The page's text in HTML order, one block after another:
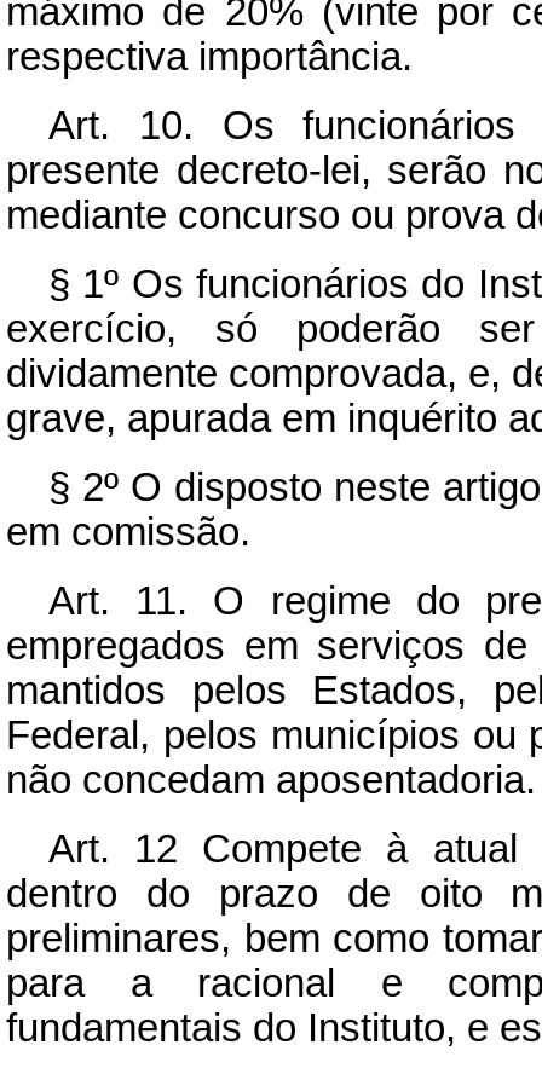
máximo de 20% (vinte por
respectiva importância.
Art. 10. Os funcionários
presente decreto-lei, serão
mediante concurso ou prova
§ 1º Os funcionários do
exercício, só poderão
dividamente comprovada, e,
grave, apurada em inquérito
§ 2º O disposto neste
em comissão.
Art. 11. O regime do
empregados em serviços
mantidos pelos Estados,
Federal, pelos municípios ou
não concedam aposentadoria.
Art. 12 Compete à atual
dentro do prazo de oito
preliminares, bem como
para a racional e
fundamentais do Instituto, e